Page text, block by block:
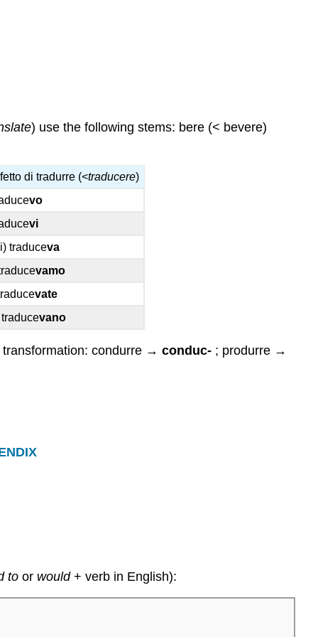
) use the following stems: bere (< bevere)
di tradurre (<traducere)
vo
vi
traduceva
vamo
vate
vano
condurre → conduc- ; produrre →
to or would+ verb in English):